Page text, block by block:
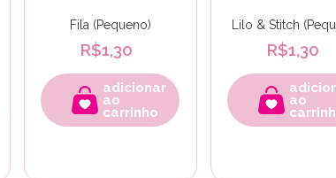
Fila (Pequeno)
R$1,30
adicionar
ao
carrinho
Lilo & Stitch
R$1,30
ao